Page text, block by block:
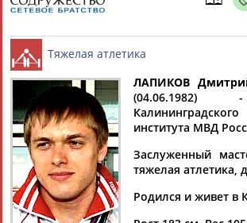
СПОРТСМЕНЫ, ТРЕНЕРЫ И
Найдено: 1персона
Дмитрий
ЛАПИКОВ
Тяжелая атлетика
ЛАПИКОВ
(04.06.1982)
института МВД
Заслуженный
тяжелая атлетика,
Родился и живет в